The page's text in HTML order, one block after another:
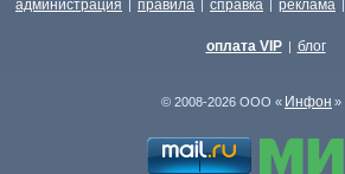
администрация | правила | справка | реклама |
оплата VIP | блог
© 2008-2026 ООО « Инфон »